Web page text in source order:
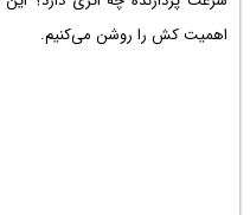
اهمیت کش را روشن می‌کنیم.